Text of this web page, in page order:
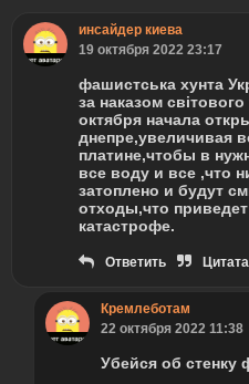
инсайдер киева
19 октября 2022 23:17
фашистська хунта
за наказом
октября начала
днепре,увеличивая
платине,чтобы в
все воду и все ,что
затоплено и будут
отходы,что
катастрофе.
Ответить Цитата
Кремлеботам
22 октября 2022 11:38
Убейся об стенку